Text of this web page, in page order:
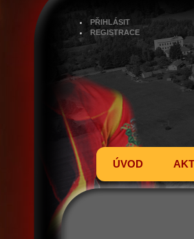
PŘIHLÁSIT
REGISTRACE
ÚVOD